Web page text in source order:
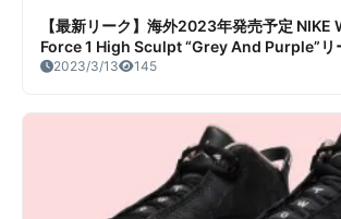
【最新リーク】海外2023年発売予定 NIKE
Force 1 High Sculpt “Grey And Purple”リ
2023/3/13 145